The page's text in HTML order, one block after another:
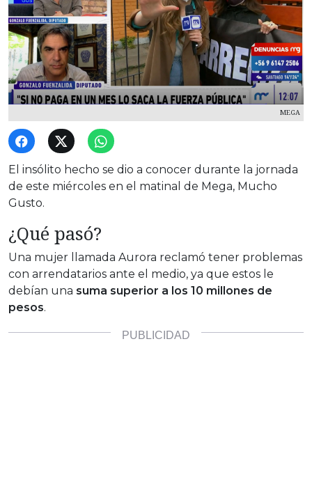
MEGA
El insólito hecho se dio a conocer durante la jornada
de este miércoles en el matinal de Mega, Mucho
Gusto.
¿Qué pasó?
Una mujer llamada Aurora reclamó tener problemas
con arrendatarios ante el medio, ya que estos le
debían una suma superior a los 10 millones de
pesos.